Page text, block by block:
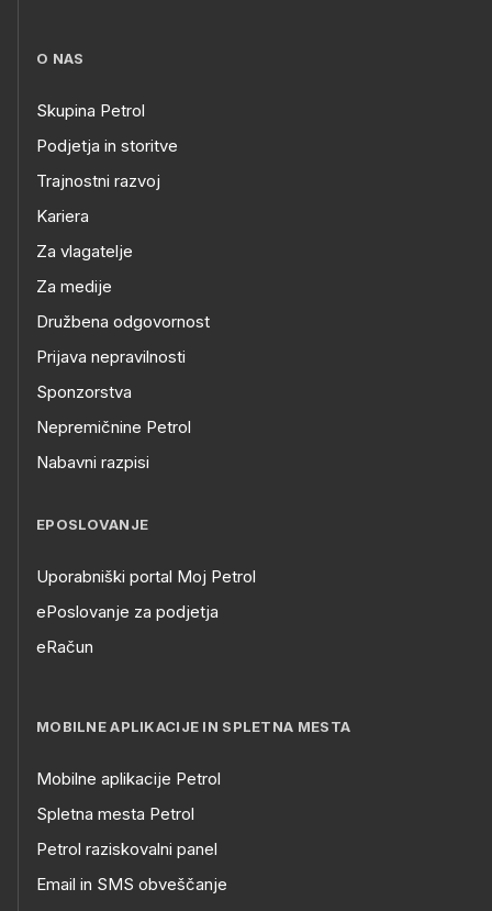
O NAS
Skupina Petrol
Podjetja in storitve
Trajnostni razvoj
Kariera
Za vlagatelje
Za medije
Družbena odgovornost
Prijava nepravilnosti
Sponzorstva
Nepremičnine Petrol
Nabavni razpisi
EPOSLOVANJE
Uporabniški portal Moj Petrol
ePoslovanje za podjetja
eRačun
MOBILNE APLIKACIJE IN SPLETNA MESTA
Mobilne aplikacije Petrol
Spletna mesta Petrol
Petrol raziskovalni panel
Email in SMS obveščanje